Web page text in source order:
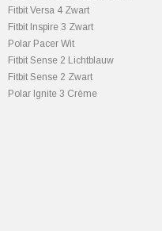
Fitbit Versa 4 Zwart
Fitbit Inspire 3 Zwart
Polar Pacer Wit
Fitbit Sense 2 Lichtblauw
Fitbit Sense 2 Zwart
Polar Ignite 3 Crème